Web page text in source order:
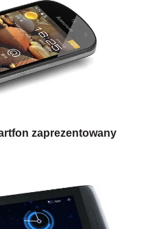
zaprezentowany